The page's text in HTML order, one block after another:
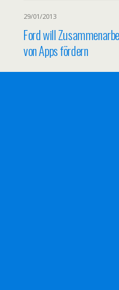
29/01/2013
Ford will
von Apps fördern